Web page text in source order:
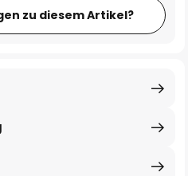
zu diesem Artikel?